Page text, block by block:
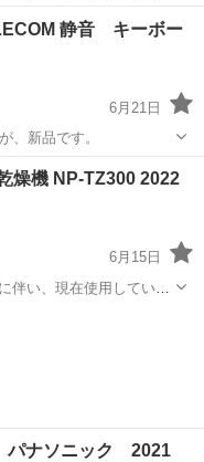
電
静音 キーボー
6月21日
、新品です。
キーボード
燥機 NP-TZ300 2022
6月15日
伴い、現在使用している
ナソニック 2021